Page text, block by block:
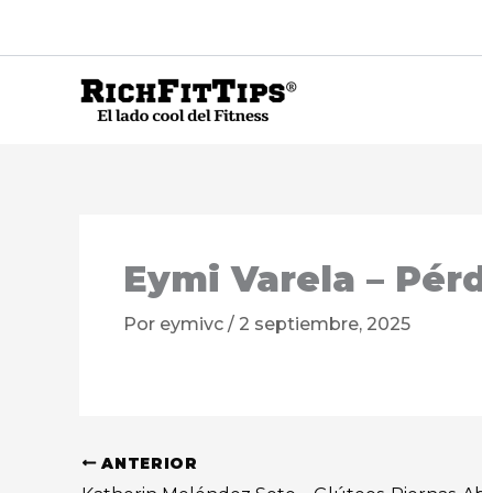
Eymi Varela –
Por eymivc / 2 septiembre, 2025
ANTERIOR